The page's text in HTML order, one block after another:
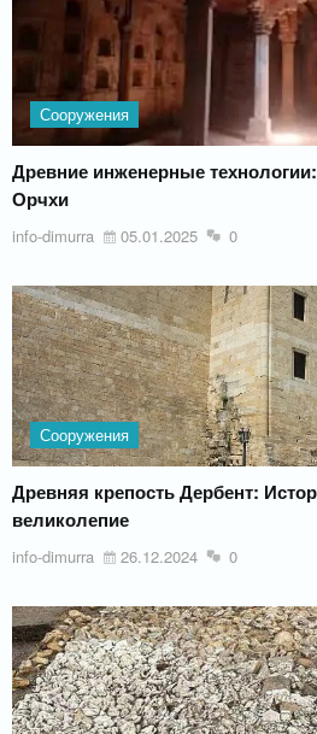
Сооружения
Древние инженерные
Орчхи
info-dimurra 05.01.2025 0
Сооружения
Древняя крепость Дербент:
великолепие
info-dimurra 26.12.2024 0